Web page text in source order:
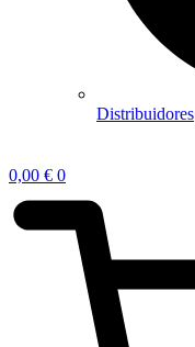
Distribuidores
0,00 € 0